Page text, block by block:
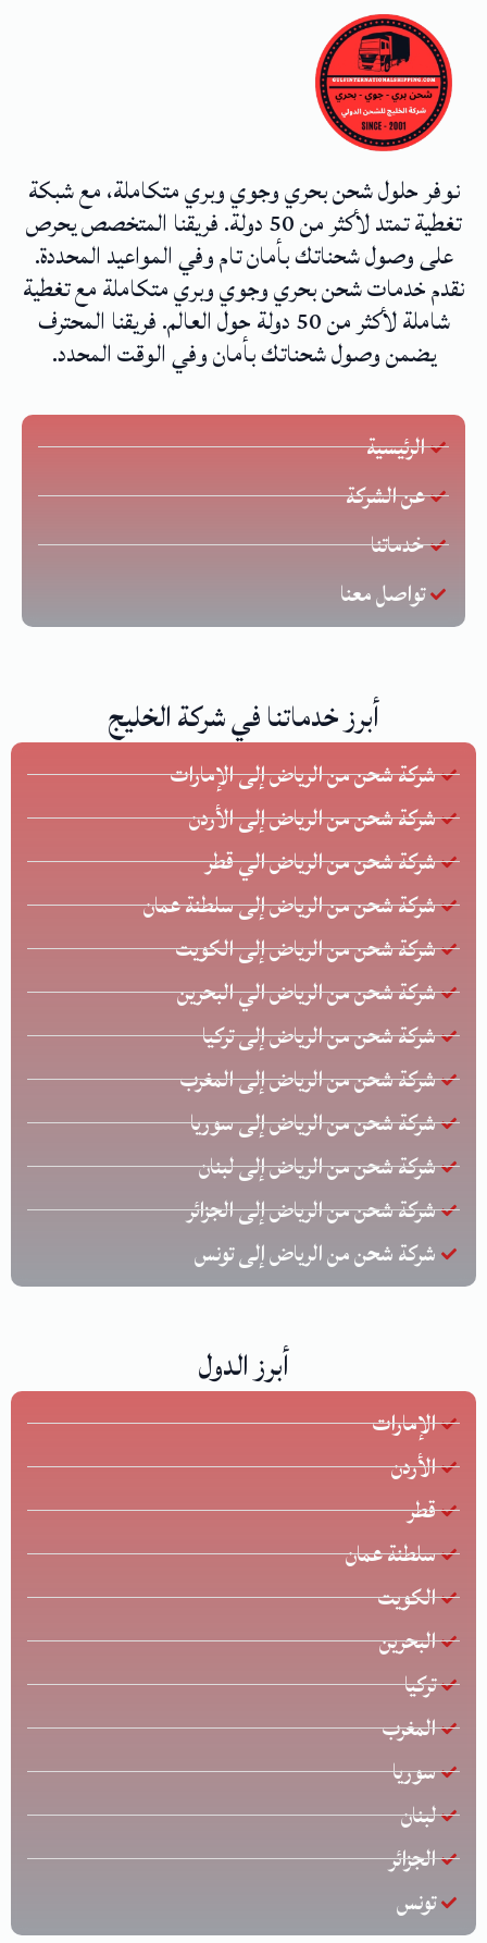
نوفر حلول شحن بحري وجوي وبري متكاملة، مع شبكة
تغطية تمتد لأكثر من 50 دولة. فريقنا المتخصص يحرص
على وصول شحناتك بأمان تام وفي المواعيد المحددة.
نقدم خدمات شحن بحري وجوي وبري متكاملة مع تغطية
شاملة لأكثر من 50 دولة حول العالم. فريقنا المحترف
يضمن وصول شحناتك بأمان وفي الوقت المحدد.
الرئيسية
عن الشركة
خدماتنا
تواصل معنا
أبرز خدماتنا في شركة الخليج
شركة شحن من الرياض إلى الإمارات
شركة شحن من الرياض إلى الأردن
شركة شحن من الرياض الي قطر
شركة شحن من الرياض إلى سلطنة عمان
شركة شحن من الرياض إلى الكويت
شركة شحن من الرياض الي البحرين
شركة شحن من الرياض إلى تركيا
شركة شحن من الرياض إلى المغرب
شركة شحن من الرياض إلى سوريا
شركة شحن من الرياض إلى لبنان
شركة شحن من الرياض إلى الجزائر
شركة شحن من الرياض إلى تونس
أبرز الدول
الإمارات
الأردن
قطر
سلطنة عمان
الكويت
البحرين
تركيا
المغرب
سوريا
لبنان
الجزائر
تونس